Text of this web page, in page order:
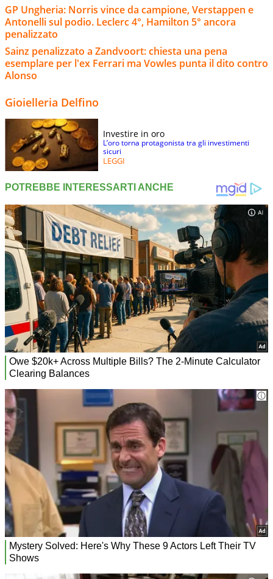
GP Ungheria: Norris vince da campione, Verstappen e
Antonelli sul podio. Leclerc 4°, Hamilton 5° ancora
penalizzato
Sainz penalizzato a Zandvoort: chiesta una pena
esemplare per l'ex Ferrari ma Vowles punta il dito contro
Alonso
Gioielleria Delfino
Investire in oro
L’oro torna protagonista tra gli investimenti
sicuri
LEGGI